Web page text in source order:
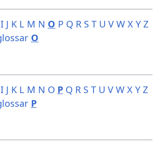
I J K L M N O P Q R S T U V W X Y Z
O
I J K L M N O P Q R S T U V W X Y Z
P